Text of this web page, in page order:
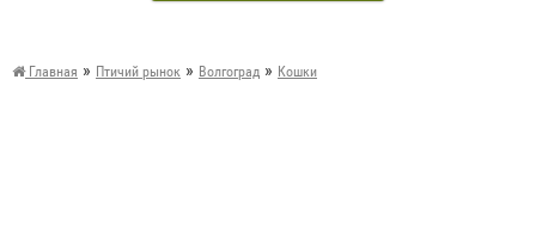
Главная » Птичий рынок » Волгоград » Кошки